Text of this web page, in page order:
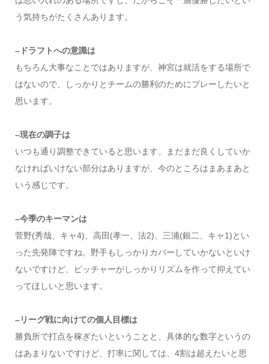
う気持ちがたくさんあります。
–ドラフトへの意識は
もちろん大事なことではありますが、神宮は就活をする場所で
はないので、しっかりとチームの勝利のためにプレーしたいと
思います。
–現在の調子は
いつも通り調整できていると思います。まだまだ良くしていか
なければいけない部分はありますが、今のところはまあまあと
いう感じです。
–今季のキーマンは
菅野(秀哉、キャ4)、高田(孝一、法2)、三浦(銀二、キャ1)とい
った先発陣ですね。野手もしっかりカバーしていかないといけ
ないですけど、ピッチャーがしっかりリズムを作って抑えてい
ってほしいと思います。
–リーグ戦に向けての個人目標は
勝負所で打点を稼ぎたいということと、具体的な数字というの
はあまりないですけど、打率に関しては、4割は超えたいと思